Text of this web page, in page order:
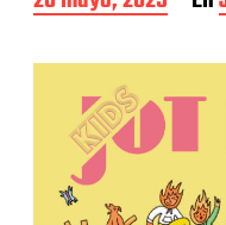
e
h